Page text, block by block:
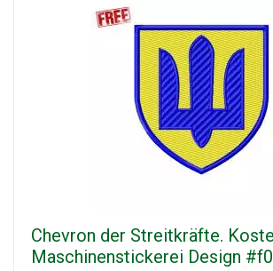
Chevron der Streitkräfte.
Maschinenstickerei Design